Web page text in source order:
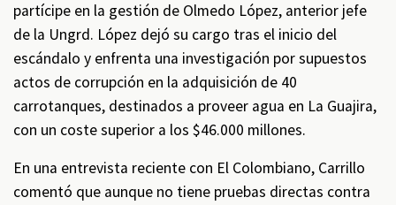
partícipe en la gestión de Olmedo López, anterior jefe
de la Ungrd. López dejó su cargo tras el inicio del
escándalo y enfrenta una investigación por supuestos
actos de corrupción en la adquisición de 40
carrotanques, destinados a proveer agua en La Guajira,
con un coste superior a los $46.000 millones.
En una entrevista reciente con El Colombiano, Carrillo
comentó que aunque no tiene pruebas directas contra